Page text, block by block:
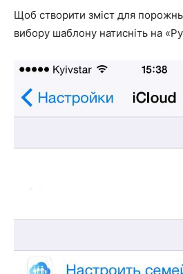
Щоб створити зміст для
вибору шаблону натисніть на